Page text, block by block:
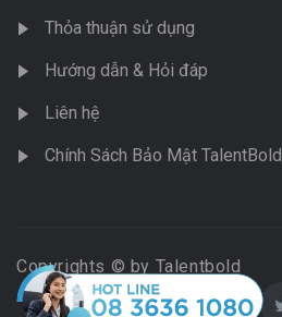
Thỏa thuận sử dụng
Hướng dẫn & Hỏi đáp
Liên hệ
Chính Sách Bảo Mật TalentBold
Copyrights © by Talentbold